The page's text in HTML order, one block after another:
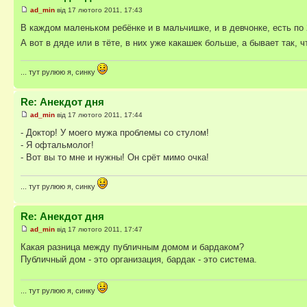
ad_min від 17 лютого 2011, 17:43
В каждом маленьком ребёнке и в мальчишке, и в девчонке, есть
А вот в дяде или в тёте, в них уже какашек больше, а бывает так,
... тут рулюю я, синку
Re: Анекдот дня
ad_min від 17 лютого 2011, 17:44
- Доктор! У моего мужа проблемы со стулом!
- Я офтальмолог!
- Вот вы то мне и нужны! Он срёт мимо очка!
... тут рулюю я, синку
Re: Анекдот дня
ad_min від 17 лютого 2011, 17:47
Какая разница между публичным домом и бардаком?
Публичный дом - это организация, бардак - это система.
... тут рулюю я, синку